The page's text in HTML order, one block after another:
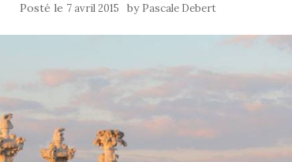
Posté le 7 avril 2015 by Pascale Debert